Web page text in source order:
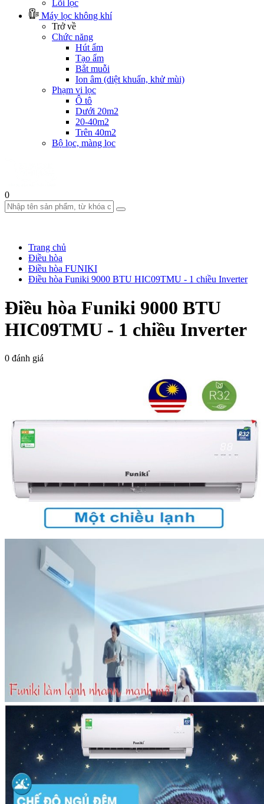
Lõi lọc
Máy lọc không khí
Trở về
Chức năng
Hút ẩm
Tạo ẩm
Bắt muỗi
Ion âm (diệt khuẩn, khử mùi)
Phạm vi lọc
Ô tô
Dưới 20m2
20-40m2
Trên 40m2
Bộ lọc, màng lọc
0
Trang chủ
Điều hòa
Điều hòa FUNIKI
Điều hòa Funiki 9000 BTU HIC09TMU - 1 chiều Inverter
Điều hòa Funiki 9000 BTU
HIC09TMU - 1 chiều Inverter
0 đánh giá